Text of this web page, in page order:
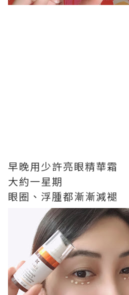
早晚用少許亮眼精華霜
大約一星期
眼圈、浮腫都漸漸減褪